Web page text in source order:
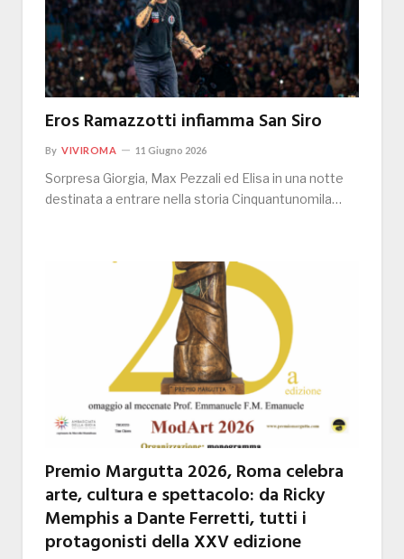
Eros Ramazzotti infiamma San Siro
By VIVIROMA 11 Giugno 2026
Sorpresa Giorgia, Max Pezzali ed Elisa in una notte
destinata a entrare nella storia Cinquantunomila…
Premio Margutta 2026, Roma celebra
arte, cultura e spettacolo: da Ricky
Memphis a Dante Ferretti, tutti i
protagonisti della XXV edizione